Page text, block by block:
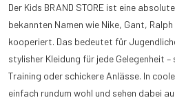
Der Kids BRAND STORE ist eine
bekannten Namen wie Nike, Gant,
kooperiert. Das bedeutet für
stylisher Kleidung für jede Gelegenheit
Training oder schickere Anlässe. In
einfach rundum wohl und sehen dabei